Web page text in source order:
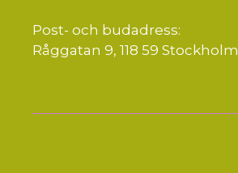
Post- och budadress:
Råggatan 9, 118 59 Stockholm